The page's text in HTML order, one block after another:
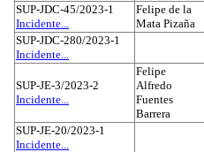
SUP-JDC-45/2023-1
Incidente...
Felipe de la
Mata Pizaña
SUP-JDC-280/2023-1
Incidente...
SUP-JE-3/2023-2
Incidente...
Felipe
Alfredo
Fuentes
Barrera
SUP-JE-20/2023-1
Incidente...